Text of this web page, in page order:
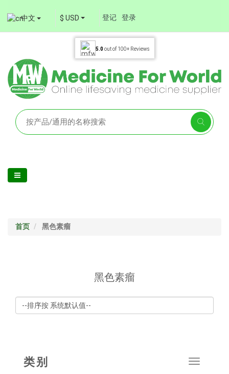
中文 $ USD 登记 登录
5.0out of 100+ Reviews
首页 黑色素瘤
黑色素瘤
Toggle
类别